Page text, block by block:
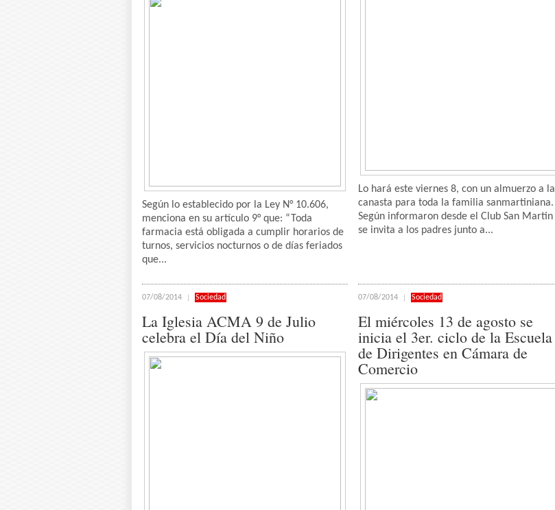
Según lo establecido por la Ley N° 10.606,
menciona en su artículo 9° que: “Toda
farmacia está obligada a cumplir horarios de
turnos, servicios nocturnos o de días feriados
que...
Lo hará este viernes 8, con un almuerzo a la
canasta para toda la familia sanmartiniana.
Según informaron desde el Club San Martin
se invita a los padres junto a...
07/08/2014 Sociedad
La Iglesia ACMA 9 de Julio
celebra el Día del Niño
07/08/2014 Sociedad
El miércoles 13 de agosto se
inicia el 3er. ciclo de la Escuela
de Dirigentes en Cámara de
Comercio